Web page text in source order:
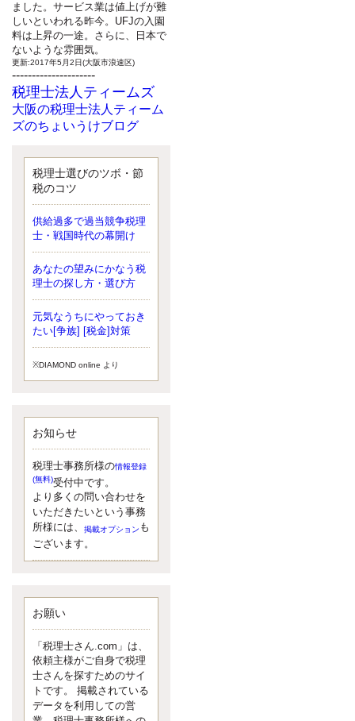
ました。サービス業は値上げが難
しいといわれる昨今。UFJの入園
料は上昇の一途。さらに、日本で
ないような雰囲気。
更新:2017年5月2日(大阪市浪速区)
---------------------
税理士法人ティームズ
大阪の税理士法人ティーム
ズのちょいうけブログ
なったことに気付いた、税理士の
北井です。寂しいです。 先日、テ
ィームズイベントとしてバーベキ
ップしようと思いましたが、そこ
はセンスある後のブロガーに任せ
ようと思います。
更新:2017年5月1日(大阪市北区)
---------------------
サクセス会計事務所
サクセス税理士のお役立ち
ブログ
平成２７年１月１日以降開始の相
続より、相続税の基礎控除額（相
続税が課税されない遺産の上限
しています。
更新:2017年5月1日(大阪市中央区)
湘南BUN税理士事務所
湘南のぽっちゃり女性税理
士松村文子と湘南ＢＵ
また最近、税理士試験のご相談を
受けることおおくなりました。受
験申し込み受け付け開始になるか
ダメと思う前に、全力で勝負して
みたいです！
京都のやわらか女性税理
イクメン税理士による税金
ブログです。
税理士選びのツボ・節
税のコツ
供給過多で過当競争税理
士・戦国時代の幕開け
あなたの望みにかなう税
理士の探し方・選び方
元気なうちにやっておき
たい[争族] [税金]対策
※DIAMOND online より
お知らせ
税理士事務所様の情報登録
(無料)受付中です。
より多くの問い合わせを
いただきたいという事務
所様には、
掲載オプション も
ございます。
お願い
「税理士さん.com」は、
依頼主様がご自身で税理
士さんを探すためのサイ
トです。 掲載されている
データを利用しての営